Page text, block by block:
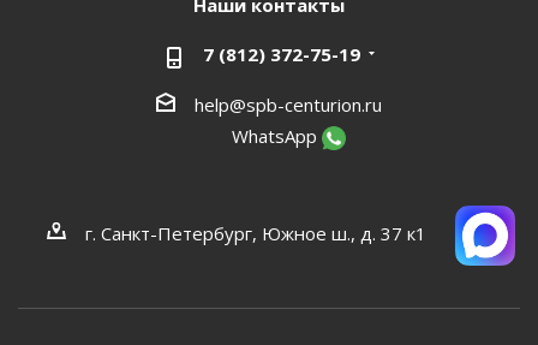
7 (812) 372-75-19
help@spb-centurion.ru
WhatsApp
г. Санкт-Петербург, Южное ш., д. 37 к1